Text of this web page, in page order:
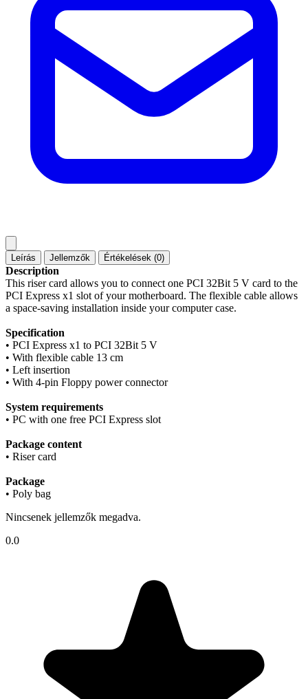
Leírás Jellemzők Értékelések (0)
Description
This riser card allows you to connect one PCI 32Bit 5 V card to the
PCI Express x1 slot of your motherboard. The flexible cable allows
a space-saving installation inside your computer case.
Specification
• PCI Express x1 to PCI 32Bit 5 V
• With flexible cable 13 cm
• Left insertion
• With 4-pin Floppy power connector
System requirements
• PC with one free PCI Express slot
Package content
• Riser card
Package
• Poly bag
Nincsenek jellemzők megadva.
0.0